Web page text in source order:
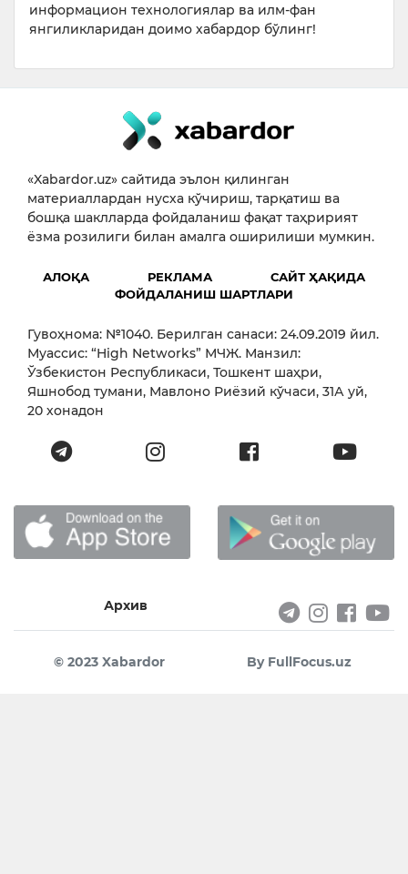
информацион технологиялар ва илм-фан
янгиликларидан доимо хабардор бўлинг!
«Xabardor.uz» сайтида эълон қилинган
материаллардан нусха кўчириш, тарқатиш ва
бошқа шаклларда фойдаланиш фақат таҳририят
ёзма розилиги билан амалга оширилиши мумкин.
АЛОҚА РЕКЛАМА
САЙТ ҲАҚИДА
ФОЙДАЛАНИШ ШАРТЛАРИ
Гувоҳнома: №1040. Берилган санаси: 24.09.2019 йил.
Муассис: “High Networks” МЧЖ. Манзил:
Ўзбекистон Республикаси, Тошкент шаҳри,
Яшнобод тумани, Мавлоно Риёзий кўчаси, 31А уй,
20 хонадон
Архив
© 2023 Xabardor By FullFocus.uz